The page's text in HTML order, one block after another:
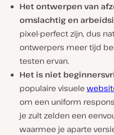
Het ontwerpen van
omslachtig en
pixel-perfect zijn, dus
ontwerpers meer tijd
testen ervan.
Het is niet
populaire visuele
om een uniform
je zult zelden een
waarmee je aparte